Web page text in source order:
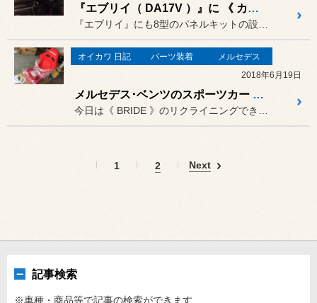
『エブリイ（ DA17V ）』に 《 カロッツェリア 》8型ナビ を取付！
オイカワ 日記 パーツ装着
メルセデス
2018年6月19日
メルセデス･ベンツのスポーツカー 『 A45 AMG 』に『 BRIDE STRADAⅡ SP 』
1 2 Next
記事検索
※車種・商品等で記事の検索ができます